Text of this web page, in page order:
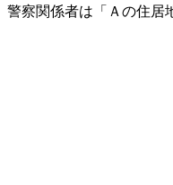
警察関係者は「Ａの住居